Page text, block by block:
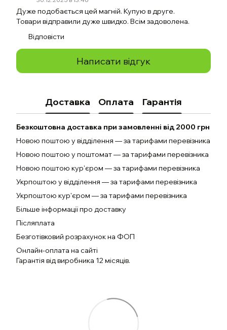
Дуже подобається цей магній. Купую в друге.
Товари відправили дуже швидко. Всім задоволена.
Відповісти
Написати відгук
Доставка Оплата Гарантія
Безкоштовна доставка при замовленні від 2000 грн
Новою поштою у відділення — за тарифами перевізника
Новою поштою у поштомат — за тарифами перевізника
Новою поштою кур'єром — за тарифами перевізника
Укрпоштою у відділення — за тарифами перевізника
Укрпоштою кур'єром — за тарифами перевізника
Більше інформації про доставку
Післяплата
Безготівковий розрахунок на ФОП
Онлайн-оплата на сайті
Гарантія від виробника 12 місяців.